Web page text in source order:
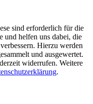
sind erforderlich für die
und helfen uns dabei, die
Hierzu werden
und ausgewertet.
widerrufen. Weitere
.